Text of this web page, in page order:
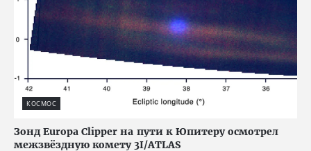
КОСМОС
Зонд Europa Clipper на пути к Юпитеру осмотрел
межзвёздную комету 3I/ATLAS